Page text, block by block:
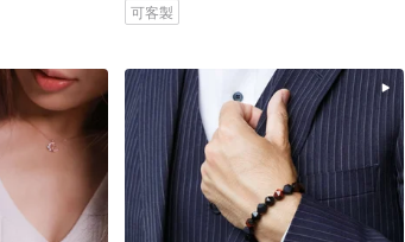
可客製